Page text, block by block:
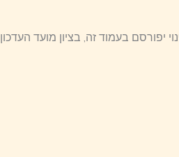
בעמוד זה, בציון מועד